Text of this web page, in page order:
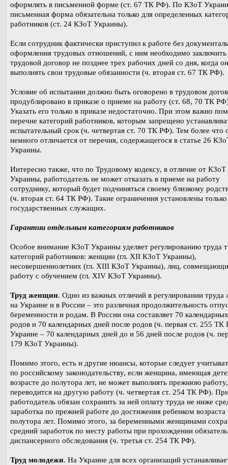
оформлять в письменной форме (ст. 67 ТК РФ). По КЗоТ
письменная форма обязательна только для определенных
работников (ст. 24 КЗоТ Украины).
Если сотрудник фактически приступил к работе без
оформления трудовых отношений, с ним необходимо заключить
трудовой договор не позднее трех рабочих дней со дня, когда
выполнять свои трудовые обязанности (ч. вторая ст. 67 ТК РФ).
Условие об испытании должно быть оговорено в трудовом
продублировано в приказе о приеме на работу (ст. 68, 70 ТК
Указать его только в приказе недостаточно. При этом важно
перечне категорий работников, которым запрещено
испытательный срок (ч. четвертая ст. 70 ТК РФ). Тем более что
немного отличается от перечня, содержащегося в статье 26
Украины.
Интересно также, что по Трудовому кодексу, в отличие от КЗоТ
Украины, работодатель не может отказать в приеме на работу
сотруднику, который будет подчиняться своему близкому
(ч. вторая ст. 64 ТК РФ). Такие ограничения установлены только
государственных служащих.
Гарантии отдельным категориям работников
Особое внимание КЗоТ Украины уделяет регулированию труда
категорий работников: женщин (гл. XII КЗоТ Украины),
несовершеннолетних (гл. XIII КЗоТ Украины), лиц,
работу с обучением (гл. XIV КЗоТ Украины).
Труд женщин. Одно из важных отличий в регулировании
на Украине и в России – это различная продолжительность
беременности и родам. В России она составляет 70
родов и 70 календарных дней после родов (ч. первая ст. 255 ТК
Украине – 70 календарных дней до и 56 дней после родов (ч.
179 КЗоТ Украины).
Помимо этого, есть и другие нюансы, которые следует
по российскому законодательству, если женщина, имеющая
возрасте до полутора лет, не может выполнять прежнюю
переводится на другую работу (ч. четвертая ст. 254 ТК РФ).
работодатель обязан сохранить за ней оплату труда не ниже
заработка по прежней работе до достижения ребенком возраста
полутора лет. Помимо этого, за беременными женщинами
средний заработок по месту работы при прохождении
диспансерного обследования (ч. третья ст. 254 ТК РФ).
Труд молодежи. На Украине для всех организаций